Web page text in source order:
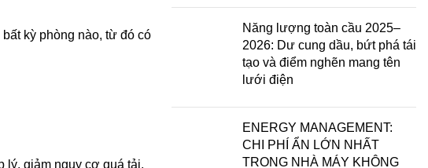
kỳ phòng nào, từ đó có
lý, giảm nguy cơ quá tải,
Năng lượng toàn cầu 2025–
2026: Dư cung dầu, bứt phá tái
tạo và điểm nghẽn mang tên
lưới điện
ENERGY MANAGEMENT:
CHI PHÍ ẨN LỚN NHẤT
TRONG NHÀ MÁY KHÔNG